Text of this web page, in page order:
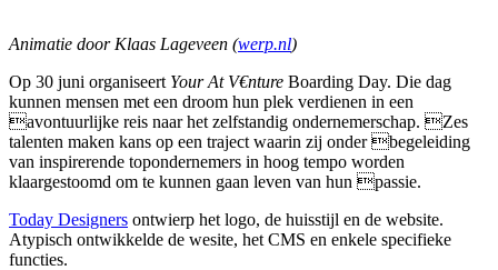
Animatie door Klaas Lageveen (werp.nl)
Op 30 juni organiseert Your At V€nture Boarding Day. Die dag
kunnen mensen met een droom hun plek verdienen in een
avontuurlijke reis naar het zelfstandig ondernemerschap. Zes
talenten maken kans op een traject waarin zij onder begeleiding
van inspirerende topondernemers in hoog tempo worden
klaargestoomd om te kunnen gaan leven van hun passie.
Today Designers ontwierp het logo, de huisstijl en de website.
Atypisch ontwikkelde de wesite, het CMS en enkele specifieke
functies.